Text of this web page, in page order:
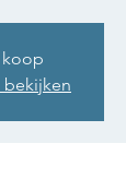
koop
bekijken